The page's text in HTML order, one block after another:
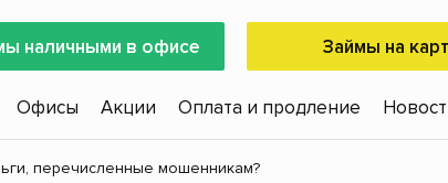
наличными в офисе Займы на
Офисы Акции Оплата и продление
перечисленные мошенникам?